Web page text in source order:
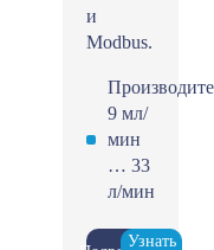
и
Modbus.
9 мл/
мин
… 33
л/мин
Узнать